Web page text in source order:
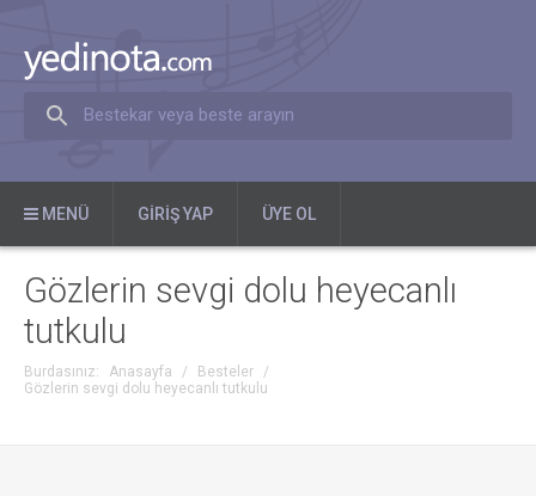
Bestekar veya beste arayın
MENÜ GIRIŞ YAP ÜYE OL
Gözlerin sevgi dolu heyecanlı
tutkulu
Burdasınız: Anasayfa / Besteler
/
Gözlerin sevgi dolu heyecanlı tutkulu